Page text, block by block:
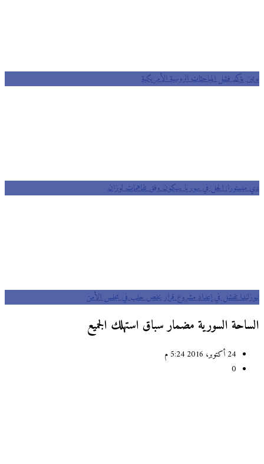
بوتين يؤكد فشل المباحثات الروسية اﻷمريكية
دي ميستورا: الحل في سوريا سيكون وفق تفاهمات لوزان
نيوزلندا تفشل في إعداد مشروع قرار يخص حلب في مجلس اﻷمن
الساحة السورية مضمار سباق استهلك الجميع
24 أكتوبر، 2016 5:24 م